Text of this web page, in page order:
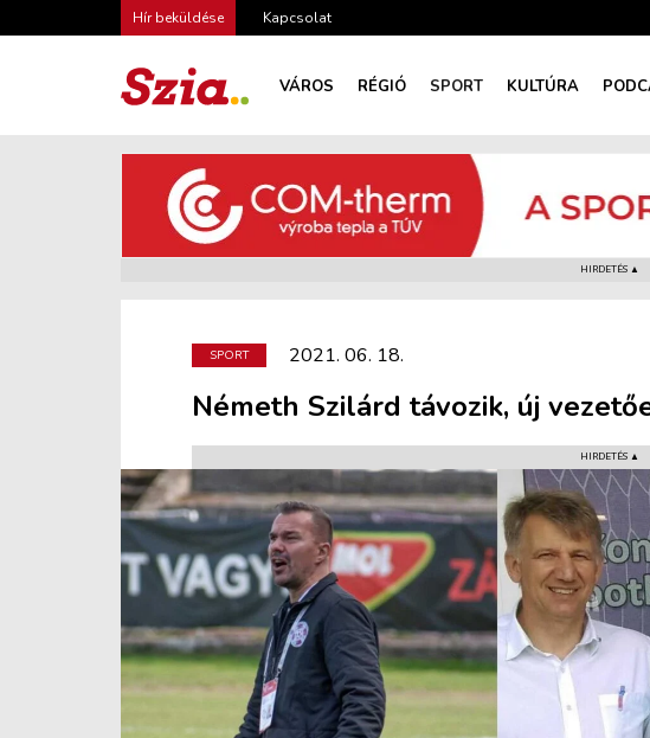
Hír beküldése Kapcsolat
VÁROS RÉGIÓ SPORT KULTÚRA
HIRDETÉS ▲
SPORT 2021. 06. 18.
Németh Szilárd távozik, új
HIRDETÉS ▲